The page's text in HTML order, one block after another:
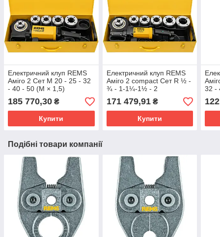
Електричний клуп REMS
Аміго 2 Сет M 20 - 25 - 32
- 40 - 50 (M × 1,5)
185 770,30 ₴
Купити
Електричний клуп REMS
Аміго 2 compact Сет R ½ -
¾ - 1-1¼-1½ - 2
171 479,91₴
Купити
32 -
Подібні товари компанії